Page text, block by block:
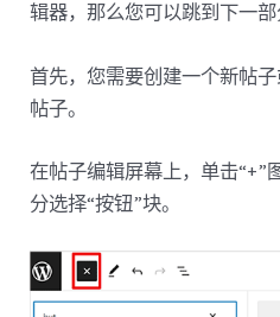
辑器，那么您可以跳到下一部
首先，您需要创建一个新帖
帖子。
在帖子编辑屏幕上，单击“+”
分选择“按钮”块。